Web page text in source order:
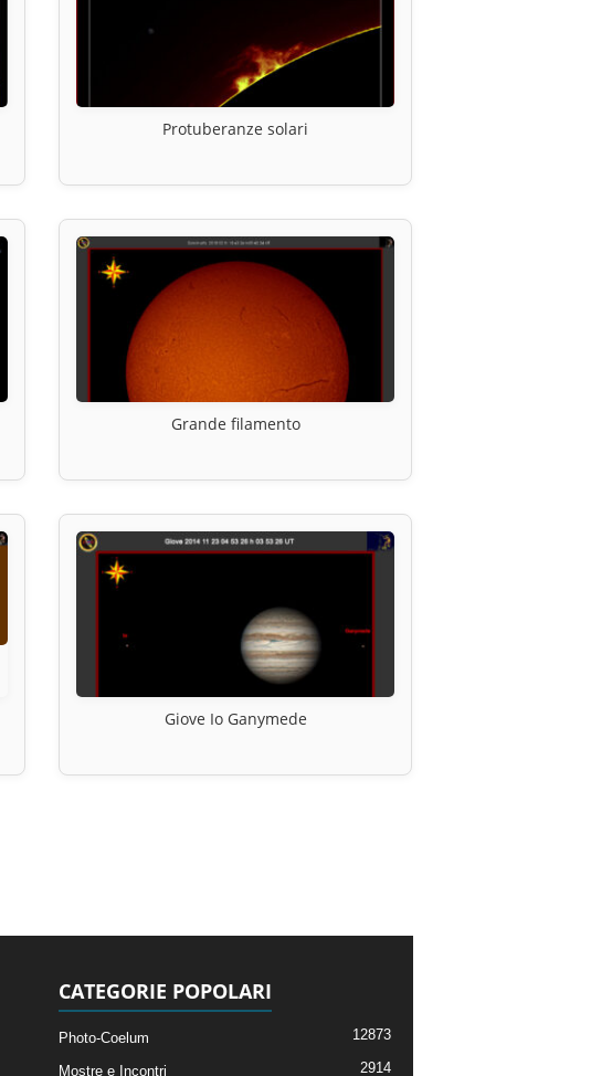
Protuberanze solari
Grande filamento
Giove Io Ganymede
CATEGORIE POPOLARI
Photo-Coelum 12873
Mostre e Incontri 2914